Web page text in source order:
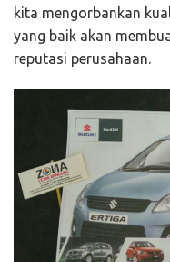
kita mengorbankan
yang baik akan
reputasi perusahaan.